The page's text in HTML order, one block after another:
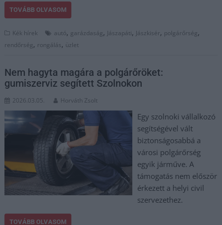
TOVÁBB OLVASOM
Kék hírek autó, garázdaság, Jászapáti, Jászkisér, polgárőrség,
rendőrség, rongálás, üzlet
Nem hagyta magára a polgárőröket:
gumiszerviz segített Szolnokon
2026.03.05. Horváth Zsolt
Egy szolnoki vállalkozó
segítségével vált
biztonságosabbá a
városi polgárőrség
egyik járműve. A
támogatás nem először
érkezett a helyi civil
szervezethez.
TOVÁBB OLVASOM